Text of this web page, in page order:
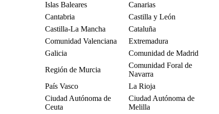
Islas Baleares
Canarias
Cantabria
Castilla y León
Castilla-La Mancha
Cataluña
Comunidad Valenciana
Extremadura
Galicia
Comunidad de Madrid
Región de Murcia
Comunidad Foral de
Navarra
País Vasco
La Rioja
Ciudad Autónoma de
Ceuta
Ciudad Autónoma de
Melilla